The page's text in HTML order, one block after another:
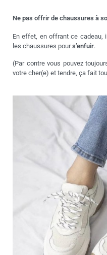
Ne pas offrir de chaussures à
En effet, en offrant ce cadeau,
les chaussures pours’enfuir.
(Par contre vous pouvez
votre cher(e) et tendre, ça fait